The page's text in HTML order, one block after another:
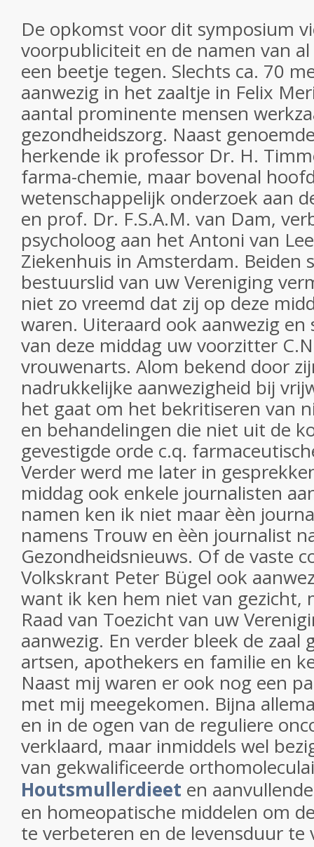
De opkomst voor dit symposium
voorpubliciteit en de namen van
een beetje tegen. Slechts ca. 70
aanwezig in het zaaltje in Felix
aantal prominente mensen
gezondheidszorg. Naast
herkende ik professor Dr. H.
farma-chemie, maar bovenal
wetenschappelijk onderzoek aan
en prof. Dr. F.S.A.M. van Dam,
psycholoog aan het Antoni van
Ziekenhuis in Amsterdam. Beiden
bestuurslid van uw Vereniging
niet zo vreemd dat zij op deze
waren. Uiteraard ook aanwezig
van deze middag uw voorzitter
vrouwenarts. Alom bekend door
nadrukkelijke aanwezigheid bij
het gaat om het bekritiseren van
en behandelingen die niet uit de
gevestigde orde c.q.
Verder werd me later in
middag ook enkele journalisten
namen ken ik niet maar èèn
namens Trouw en èèn journalist
Gezondheidsnieuws. Of de vaste
Volkskrant Peter Bügel ook
want ik ken hem niet van gezicht,
Raad van Toezicht van uw
aanwezig. En verder bleek de zaal
artsen, apothekers en familie en
Naast mij waren er ook nog een
met mij meegekomen. Bijna
en in de ogen van de reguliere
verklaard, maar inmiddels wel
van gekwalificeerde
Houtsmullerdieet en
en homeopatische middelen om
te verbeteren en de levensduur te